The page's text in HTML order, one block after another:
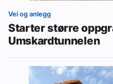
Vei og anlegg
Starter større
Umskardtunnelen